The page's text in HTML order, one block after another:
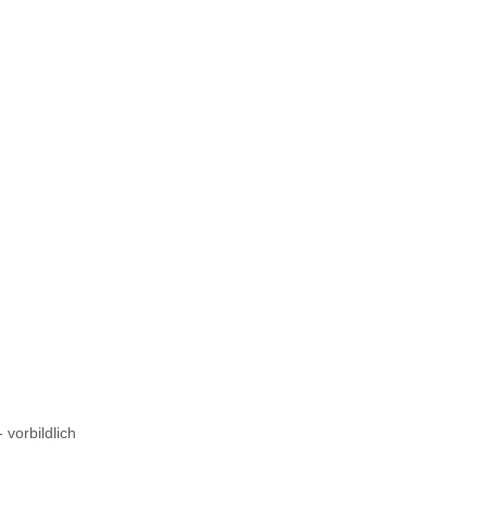
vorbildlich